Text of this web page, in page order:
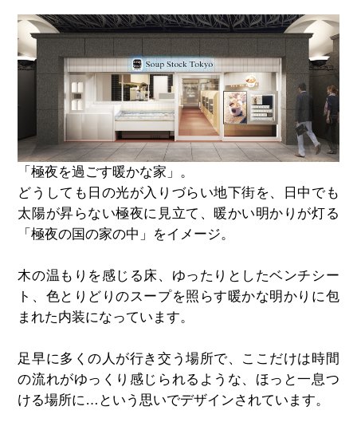
「極夜を過ごす暖かな家」。
どうしても日の光が入りづらい地下街を、日中でも
太陽が昇らない極夜に見立て、暖かい明かりが灯る
「極夜の国の家の中」をイメージ。
木の温もりを感じる床、ゆったりとしたベンチシー
ト、色とりどりのスープを照らす暖かな明かりに包
まれた内装になっています。
足早に多くの人が行き交う場所で、ここだけは時間
の流れがゆっくり感じられるような、ほっと一息つ
ける場所に…という思いでデザインされています。